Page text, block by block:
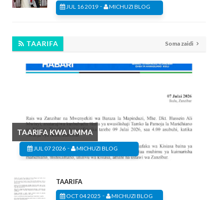
JUL 16 2019 - MICHUZI BLOG
TAARIFA Soma zaidi
TAARIFA KWA UMMA
JUL 07 2026 - MICHUZI BLOG
TAARIFA
OCT 04 2025 - MICHUZI BLOG